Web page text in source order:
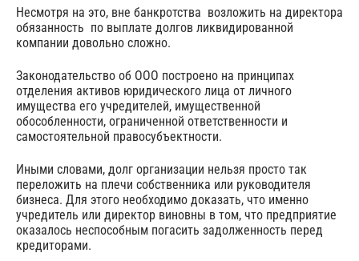
Несмотря на это, вне банкротства возложить на директора
обязанность по выплате долгов ликвидированной
компании довольно сложно.
Законодательство об ООО построено на принципах
отделения активов юридического лица от личного
имущества его учредителей, имущественной
обособленности, ограниченной ответственности и
самостоятельной правосубъектности.
Иными словами, долг организации нельзя просто так
переложить на плечи собственника или руководителя
бизнеса. Для этого необходимо доказать, что именно
учредитель или директор виновны в том, что предприятие
оказалось неспособным погасить задолженность перед
кредиторами.